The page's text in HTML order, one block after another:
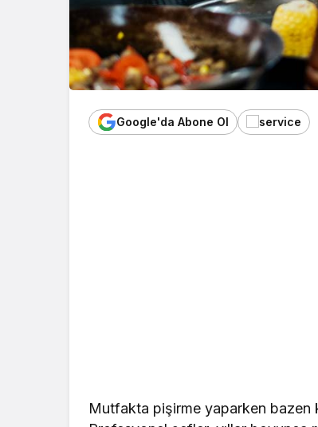
Google'da Abone Ol
Mutfakta pişirme yaparken bazen